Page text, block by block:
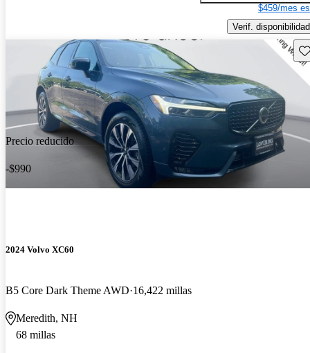
$459/mes
Verif. disponibilidad
Precio reducido
-$990
2024 Volvo XC60
B5 Core Dark Theme AWD 16,422 millas
Meredith, NH
68 millas